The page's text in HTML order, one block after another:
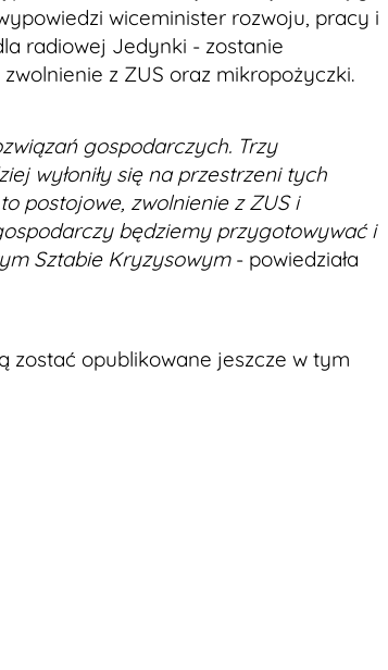
wiceminister rozwoju, pracy i
radiowej Jedynki - zostanie
z ZUS oraz mikropożyczki.
gospodarczych. Trzy
wyłoniły się na przestrzeni tych
postojowe, zwolnienie z ZUS i
będziemy przygotowywać i
Sztabie Kryzysowym- powiedziała
zostać opublikowane jeszcze w tym